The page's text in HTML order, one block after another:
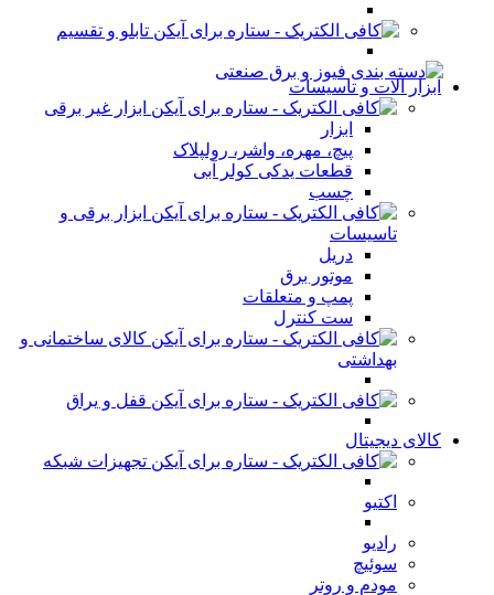
تابلو و تقسیم
ابزار آلات و تاسیسات
ابزار غیر برقی
ابزار
پیچ، مهره، واشر، رولپلاک
قطعات یدکی کولر آبی
چسب
ابزار برقی و
تاسیسات
دریل
موتور برق
پمپ و متعلقات
ست کنترل
کالای ساختمانی و
بهداشتی
قفل و یراق
کالای دیجیتال
تجهیزات شبکه
اکتیو
رادیو
سوئیچ
مودم و روتر